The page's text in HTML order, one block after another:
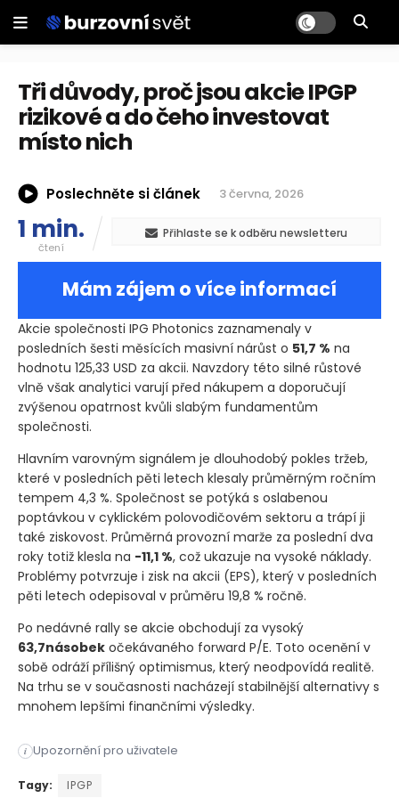
Tři důvody, proč jsou akcie IPGP
rizikové a do čeho investovat
místo nich
Poslechněte si článek 3 června, 2026
1 min.
čtení
Přihlaste se k odběru newsletteru
Mám zájem o více informací
Akcie společnosti IPG Photonics zaznamenaly v
posledních šesti měsících masivní nárůst o 51,7 % na
hodnotu 125,33 USD za akcii. Navzdory této silné růstové
vlně však analytici varují před nákupem a doporučují
zvýšenou opatrnost kvůli slabým fundamentům
společnosti.
Hlavním varovným signálem je dlouhodobý pokles tržeb,
které v posledních pěti letech klesaly průměrným ročním
tempem 4,3 %. Společnost se potýká s oslabenou
poptávkou v cyklickém polovodičovém sektoru a trápí ji
také ziskovost. Průměrná provozní marže za poslední dva
roky totiž klesla na -11,1 %, což ukazuje na vysoké náklady.
Problémy potvrzuje i zisk na akcii (EPS), který v posledních
pěti letech odepisoval v průměru 19,8 % ročně.
Po nedávné rally se akcie obchodují za vysoký
63,7násobek očekávaného forward P/E. Toto ocenění v
sobě odráží přílišný optimismus, který neodpovídá realitě.
Na trhu se v současnosti nacházejí stabilnější alternativy s
mnohem lepšími finančními výsledky.
i Upozornění pro uživatele
Akcie společnosti IPG Photonics zaznamenaly v posledních
Tagy: IPGP